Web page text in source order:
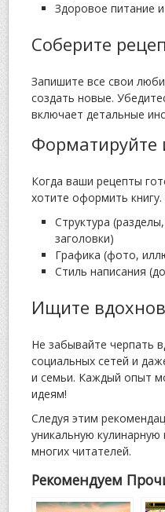
Здоровое питание
Соберите
Запишите все свои
создать новые.
включает детальные
Форматируйте
Когда ваши рецепты
хотите оформить
Структура
заголовки)
Графика (фото,
Стиль написания
Ищите
Не забывайте черпать
социальных сетей и
и семьи. Каждый опыт
идеям!
Следуя этим
уникальную кулинарную
многих читателей.
Рекомендуем